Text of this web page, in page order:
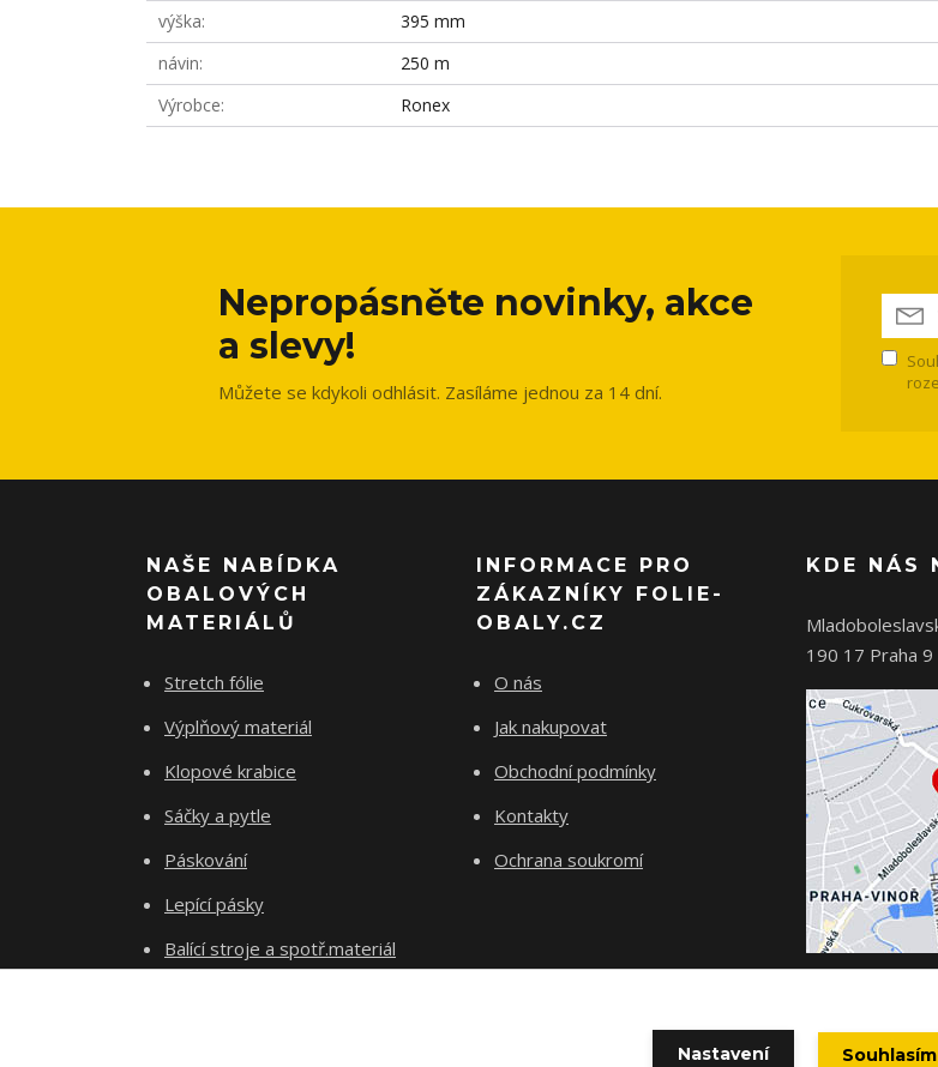
výška
395 mm
návin
250 m
Výrobce
Ronex
Nepropásněte novinky, akce
a slevy!
Můžete se kdykoli odhlásit. Zasíláme jednou za 14 dní.
NAŠE NABÍDKA
OBALOVÝCH
MATERIÁLŮ
Stretch fólie
Výplňový materiál
Klopové krabice
Sáčky a pytle
Páskování
Lepící pásky
Balící stroje a spotř.materiál
INFORMACE PRO
ZÁKAZNÍKY FOLIE-
OBALY.CZ
O nás
Jak nakupovat
Obchodní podmínky
Kontakty
Ochrana soukromí
KDE NÁS
190 17 Praha 9
Nastavení Souhlasím